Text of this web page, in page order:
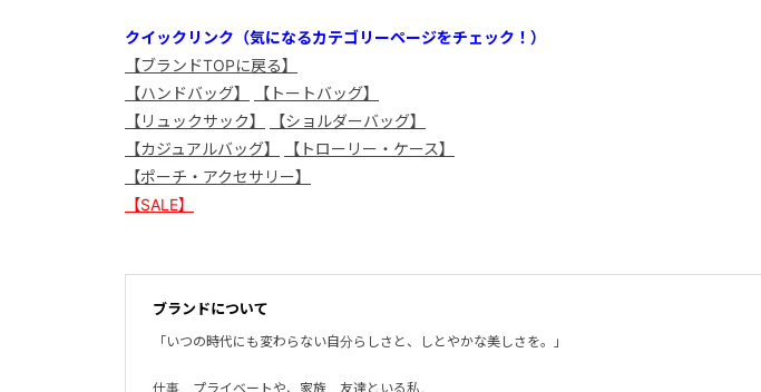
クイックリンク（気になるカテゴリーページをチェック！）
【ブランドTOPに戻る】
【ハンドバッグ】
【トートバッグ】
【リュックサック】
【ショルダーバッグ】
【カジュアルバッグ】
【トローリー・ケース】
【ポーチ・アクセサリー】
【SALE】
ブランドについて
「いつの時代にも変わらない自分らしさと、しとやかな美しさを。」
仕事、プライベートや、家族、友達といる私。